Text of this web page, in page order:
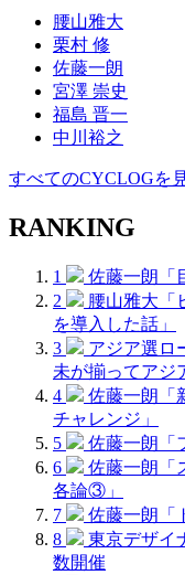
腰山雅大
栗村 修
佐藤一朗
宮澤 崇史
福島 晋一
中川裕之
すべてのCYCLOGを
RANKING
1
佐藤一朗「
2
腰山雅大「
を導入した話」
3
アジア選ロ
未が揃ってアジ
4
佐藤一朗「
チャレンジ」
5
佐藤一朗「
6
佐藤一朗「
各論③」
7
佐藤一朗「
8
東京デザイ
数開催